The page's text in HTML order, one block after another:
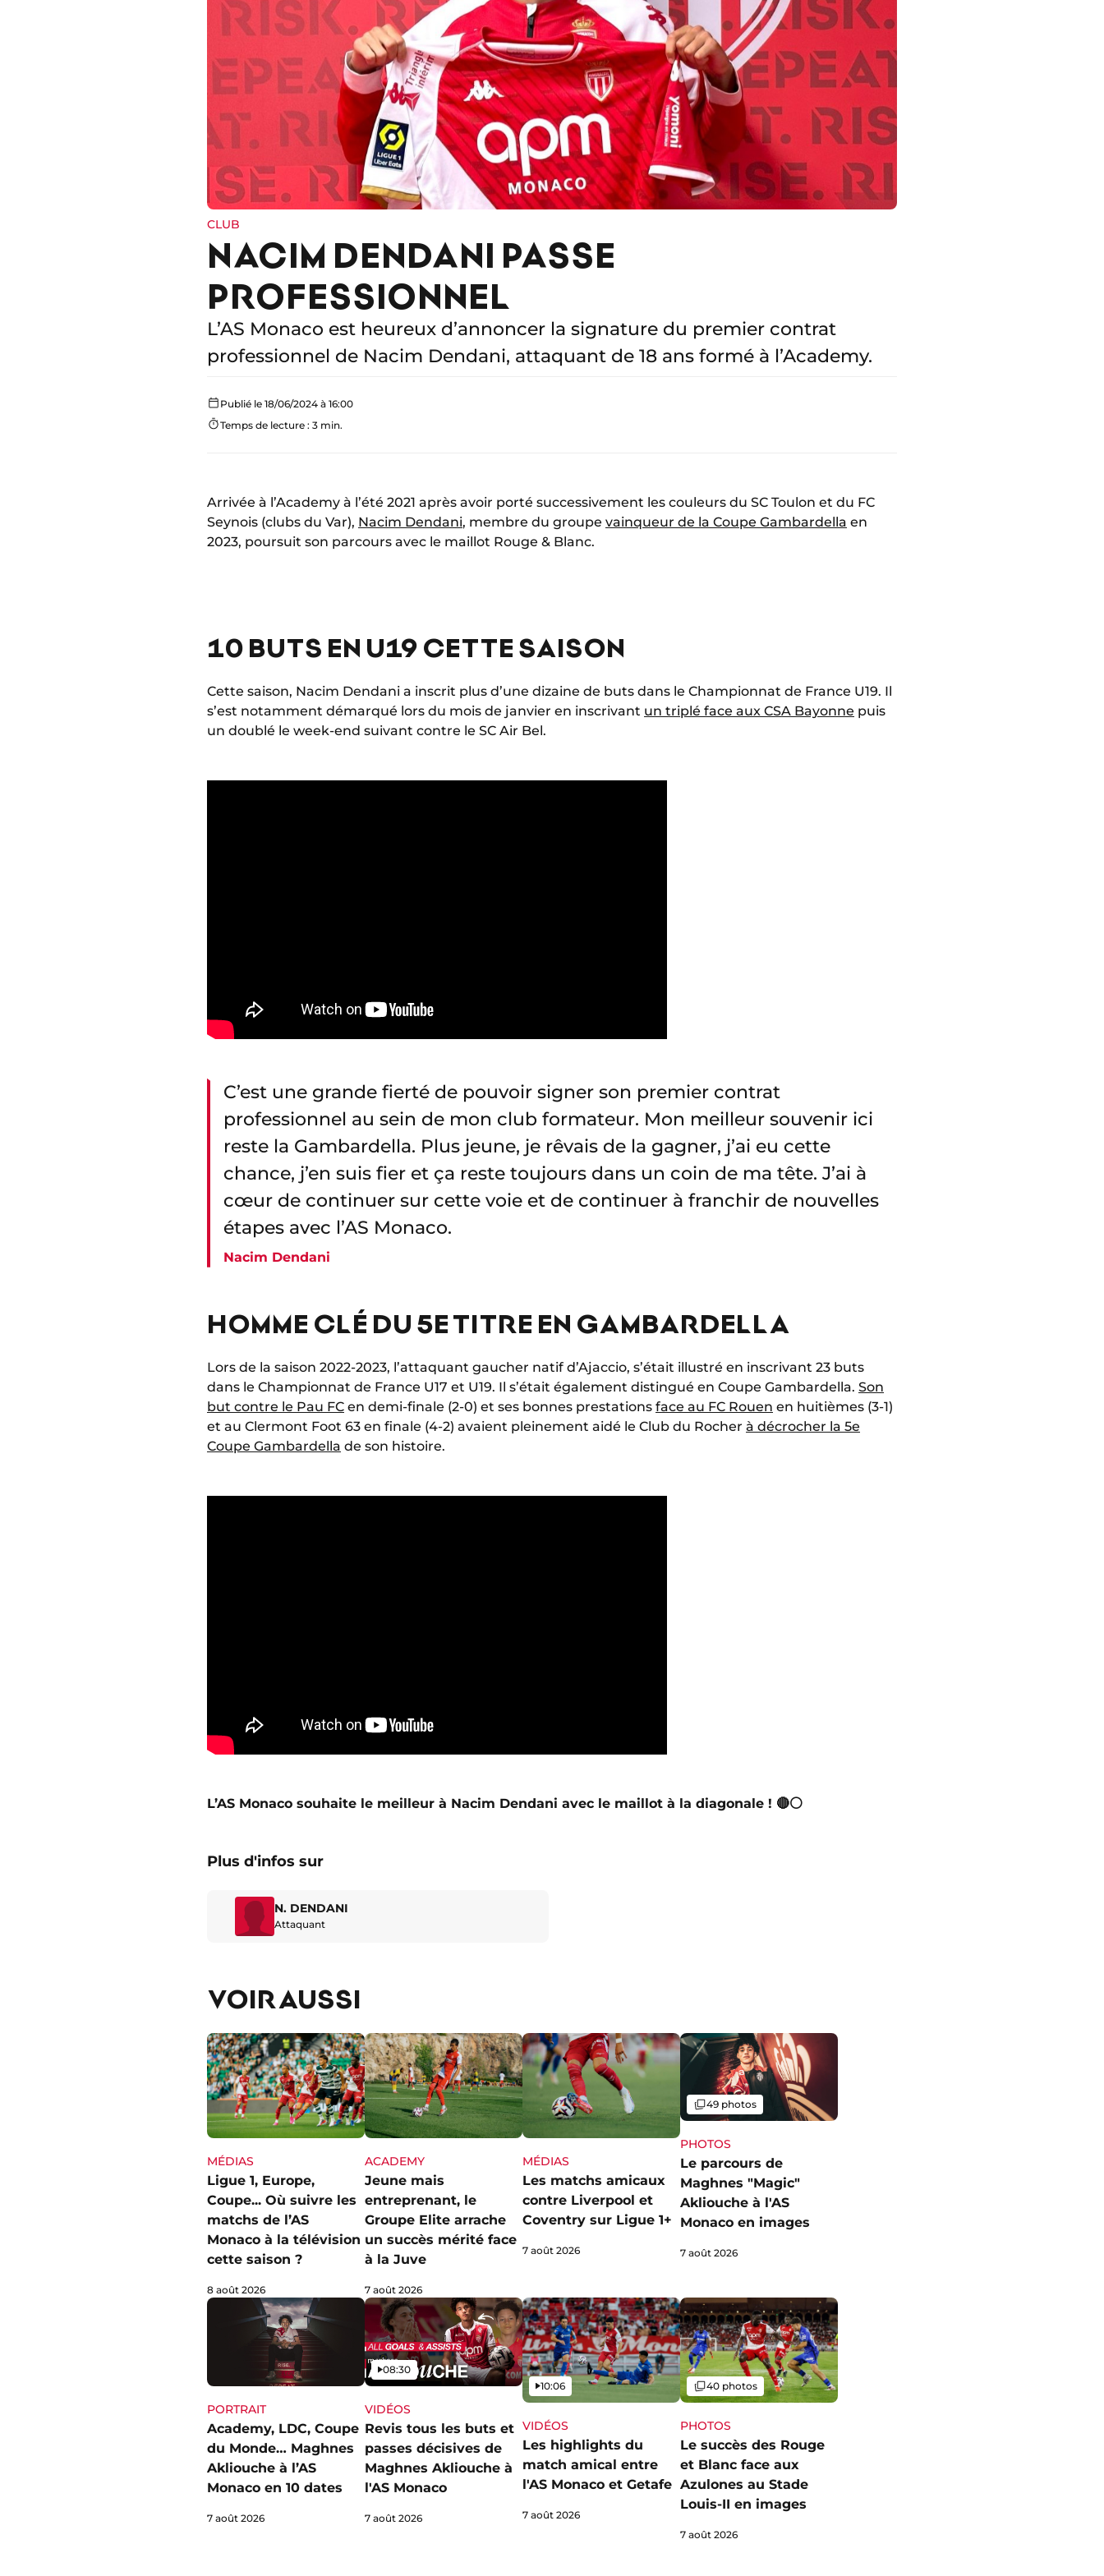
CLUB
NACIM DENDANI PASSE
PROFESSIONNEL
L’AS Monaco est heureux d’annoncer la signature du premier contrat
professionnel de Nacim Dendani, attaquant de 18 ans formé à l’Academy.
Publié le 18/06/2024 à 16:00
Temps de lecture : 3 min.
Arrivée à l’Academy à l’été 2021 après avoir porté successivement les couleurs du SC Toulon et du FC
Seynois (clubs du Var), Nacim Dendani, membre du groupe vainqueur de la Coupe Gambardella en
2023, poursuit son parcours avec le maillot Rouge & Blanc.
10 BUTS EN U19 CETTE SAISON
Cette saison, Nacim Dendani a inscrit plus d’une dizaine de buts dans le Championnat de France U19. Il
s’est notamment démarqué lors du mois de janvier en inscrivant un triplé face aux CSA Bayonne puis
un doublé le week-end suivant contre le SC Air Bel.
C’est une grande fierté de pouvoir signer son premier contrat
professionnel au sein de mon club formateur. Mon meilleur souvenir ici
reste la Gambardella. Plus jeune, je rêvais de la gagner, j’ai eu cette
chance, j’en suis fier et ça reste toujours dans un coin de ma tête. J’ai à
cœur de continuer sur cette voie et de continuer à franchir de nouvelles
étapes avec l’AS Monaco.
Nacim Dendani
HOMME CLÉ DU 5E TITRE EN GAMBARDELLA
Lors de la saison 2022-2023, l’attaquant gaucher natif d’Ajaccio, s’était illustré en inscrivant 23 buts
dans le Championnat de France U17 et U19. Il s’était également distingué en Coupe Gambardella. Son
but contre le Pau FC en demi-finale (2-0) et ses bonnes prestations face au FC Rouen en huitièmes (3-1)
et au Clermont Foot 63 en finale (4-2) avaient pleinement aidé le Club du Rocher à décrocher la 5e
Coupe Gambardella de son histoire.
L’AS Monaco souhaite le meilleur à Nacim Dendani avec le maillot à la diagonale ! 🔴⚪
Plus d'infos sur
N. DENDANI
Attaquant
VOIR AUSSI
MÉDIAS
Ligue 1, Europe,
Coupe... Où suivre les
matchs de l’AS
Monaco à la télévision
cette saison ?
8 août 2026
ACADEMY
Jeune mais
entreprenant, le
Groupe Elite arrache
un succès mérité face
à la Juve
7 août 2026
MÉDIAS
Les matchs amicaux
contre Liverpool et
Coventry sur Ligue 1+
7 août 2026
PHOTOS
Le parcours de
Maghnes "Magic"
Akliouche à l'AS
Monaco en images
Galerie
49 photos
7 août 2026
PORTRAIT
Academy, LDC, Coupe
du Monde… Maghnes
Akliouche à l’AS
Monaco en 10 dates
7 août 2026
VIDÉOS
Revis tous les buts et
passes décisives de
Maghnes Akliouche à
l'AS Monaco
Vidéo
08:30
7 août 2026
VIDÉOS
Les highlights du
match amical entre
l'AS Monaco et Getafe
Vidéo
10:06
7 août 2026
PHOTOS
Le succès des Rouge
et Blanc face aux
Azulones au Stade
Louis-II en images
Galerie
40 photos
7 août 2026